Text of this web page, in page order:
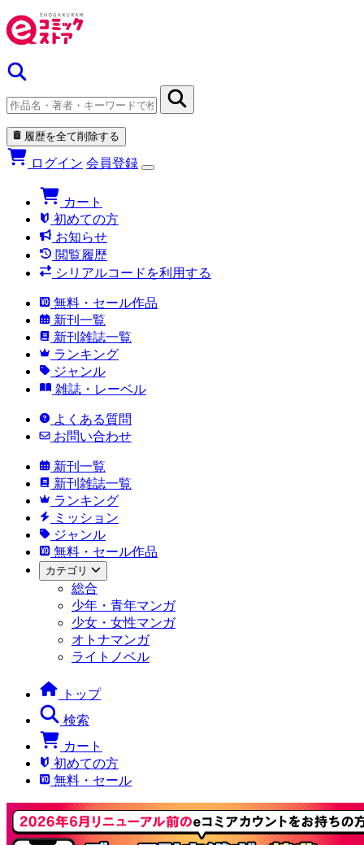
履歴を全て削除する
ログイン 会員登録
カート
初めての方
お知らせ
閲覧履歴
シリアルコードを利用する
無料・セール作品
新刊一覧
新刊雑誌一覧
ランキング
ジャンル
雑誌・レーベル
よくある質問
お問い合わせ
新刊一覧
新刊雑誌一覧
ランキング
ミッション
ジャンル
無料・セール作品
カテゴリ
総合
少年・青年マンガ
少女・女性マンガ
オトナマンガ
ライトノベル
トップ
検索
カート
初めての方
無料・セール